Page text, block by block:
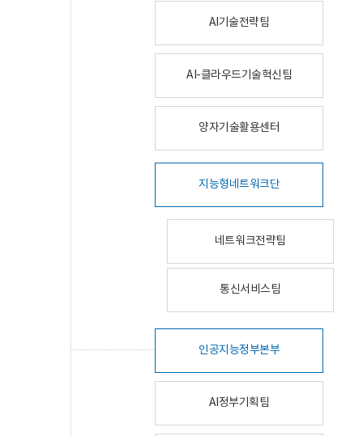
AI기술전략팀
AI-클라우드기술혁신팀
양자기술활용센터
지능형네트워크단
네트워크전략팀
통신서비스팀
인공지능정부본부
AI정부기획팀